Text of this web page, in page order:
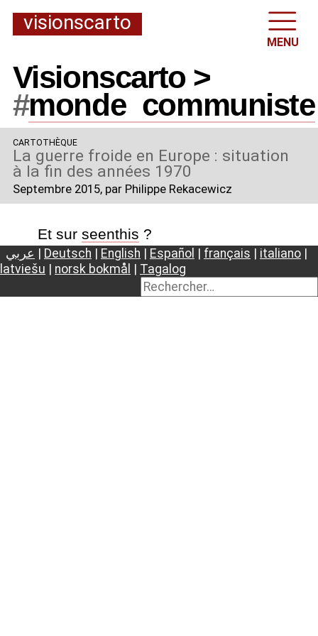
visionscarto
MENU
Visionscarto >
#monde_ communiste
CARTOTHÈQUE
La guerre froide en Europe : situation
à la fin des années 1970
Septembre 2015, par Philippe Rekacewicz
Et sur seenthis ?
عربي Deutsch English Español français italiano
latviešu
norsk bokmål Tagalog